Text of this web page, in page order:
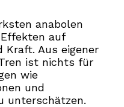
anabolen
auf
Kraft. Aus eigener
ist nichts für
wie
und
unterschätzen.